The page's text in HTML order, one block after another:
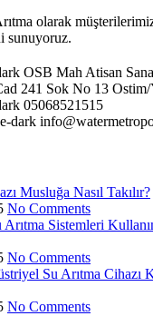
olarak
sunuyoruz.
OSB Mah Atisan
241 Sok No 13
05068521515
Musluğa Nasıl Takılır?
No Comments
Arıtma Sistemleri
No Comments
Su Arıtma Cihazı
No Comments